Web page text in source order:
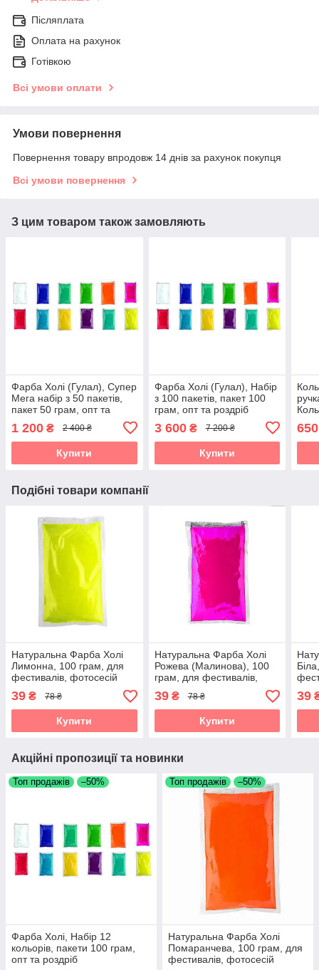
Післяплата
Оплата на рахунок
Готівкою
Всі умови оплати
Умови повернення
Повернення товару впродовж 14 днів за рахунок покупця
Всі умови повернення
З цим товаром також замовляють
Фарба Холі (Гулал), Супер
Мега набір з 50 пакетів,
пакет 50 грам, опт та
1 200 ₴ 2 400 ₴
Купити
Фарба Холі (Гулал), Набір
з 100 пакетів, пакет 100
грам, опт та роздріб
3 600₴ 7 200 ₴
Купити
650
Подібні товари компанії
Натуральна Фарба Холі
Лимонна, 100 грам, для
фестивалів, фотосесій
39 ₴ 78 ₴
Купити
Натуральна Фарба Холі
Рожева (Малинова), 100
грам, для фестивалів,
фотосесій
39₴ 78 ₴
Купити
39
Акційні пропозиції та новинки
Топ продажів –50%
Фарба Холі, Набір 12
кольорів, пакети 100 грам,
опт та роздріб
Топ продажів –50%
Натуральна Фарба Холі
Помаранчева, 100 грам, для
фестивалів, фотосесій